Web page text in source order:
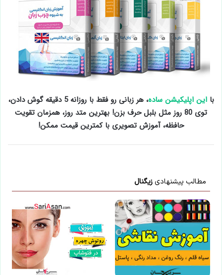
بااین اپلیکیشن ساده
، هر زبانی رو فقط با روزانه 5 دقیقه گوش دادن،
توی 80 روز مثل بلبل حرف بزن! بهترین متد روز، همزمان تقویت
حافظه، آموزش تصویری با کمترین قیمت ممکن!